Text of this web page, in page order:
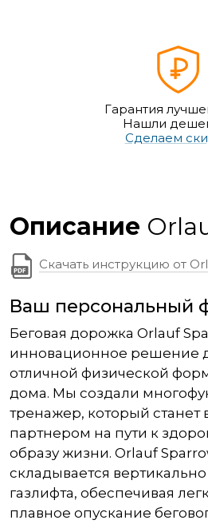
Гарантия
Нашли
Сделаем
Описание
Скачать инструкцию от
Ваш персональный
Беговая дорожка Orlauf
инновационное решение
отличной физической
дома. Мы создали
тренажер, который
партнером на пути к
образу жизни. Orlauf
складывается
газлифта, обеспечивая
плавное опускание